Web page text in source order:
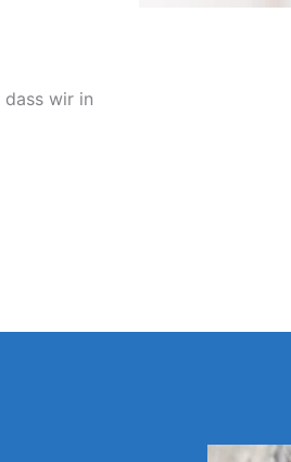
wir in